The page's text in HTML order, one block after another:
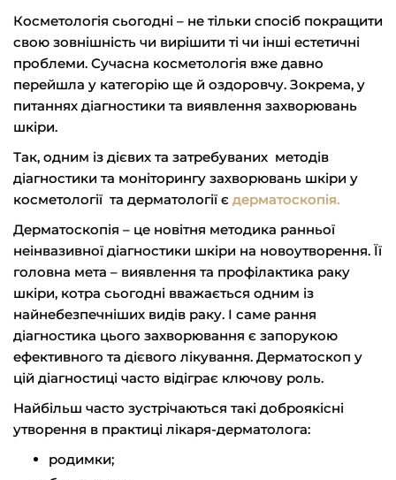
Косметологія сьогодні – не тільки спосіб покращити
свою зовнішність чи вирішити ті чи інші естетичні
проблеми. Сучасна косметологія вже давно
перейшла у категорію ще й оздоровчу. Зокрема, у
питаннях діагностики та виявлення захворювань
шкіри.
Так, одним із дієвих та затребуваних методів
діагностики та моніторингу захворювань шкіри у
косметології та дерматології є дерматоскопія.
Дерматоскопія – це новітня методика ранньої
неінвазивної діагностики шкіри на новоутворення. Її
головна мета – виявлення та профілактика раку
шкіри, котра сьогодні вважається одним із
найнебезпечніших видів раку. І саме рання
діагностика цього захворювання є запорукою
ефективного та дієвого лікування. Дерматоскоп у
цій діагностиці часто відіграє ключову роль.
Найбільш часто зустрічаються такі доброякісні
утворення в практиці лікаря-дерматолога:
родимки;